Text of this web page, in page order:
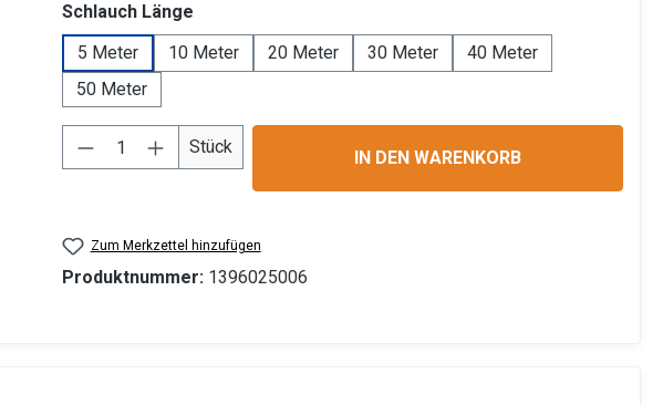
Schlauch Länge
5 Meter
10 Meter 20 Meter 30 Meter
40 Meter
50 Meter
Produkt Anzahl: Gib den gewünschten Wert ein
Stück
IN DEN WARENKORB
Zum Merkzettel hinzufügen
Produktnummer: 1396025006